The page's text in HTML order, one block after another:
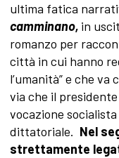
ultima fatica
camminano, in
romanzo per
città in cui hanno
l’umanità” e che
via che il
vocazione
dittatoriale. Nel
strettamente